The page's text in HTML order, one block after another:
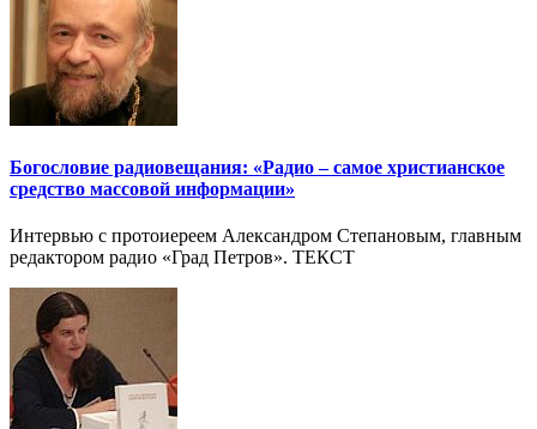
Богословие радиовещания: «Радио – самое христианское
средство массовой информации»
Интервью с протоиереем Александром Степановым, главным
редактором радио «Град Петров». ТЕКСТ